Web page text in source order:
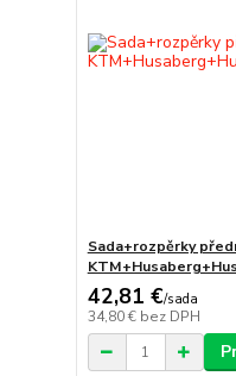
Sada+rozpěrky
42,81 €/sada
34,80 € bez DPH